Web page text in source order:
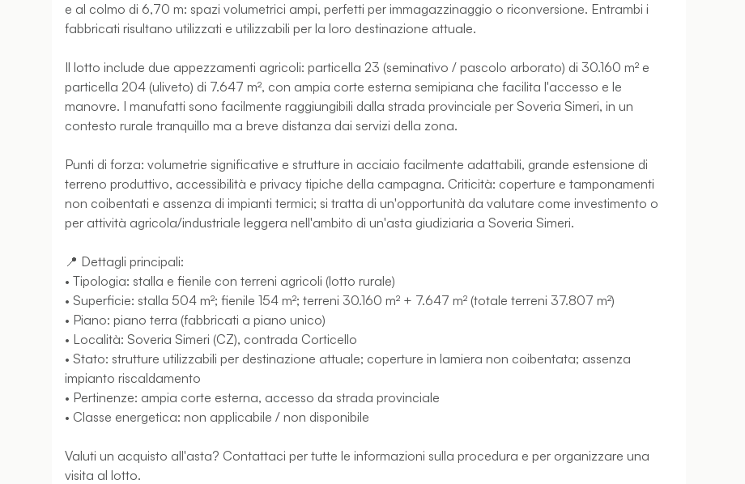
e al colmo di 6,70 m: spazi volumetrici ampi, perfetti per immagazzinaggio o riconversione. Entrambi i
fabbricati risultano utilizzati e utilizzabili per la loro destinazione attuale.
Il lotto include due appezzamenti agricoli: particella 23 (seminativo / pascolo arborato) di 30.160 m² e
particella 204 (uliveto) di 7.647 m², con ampia corte esterna semipiana che facilita l'accesso e le
manovre. I manufatti sono facilmente raggiungibili dalla strada provinciale per Soveria Simeri, in un
contesto rurale tranquillo ma a breve distanza dai servizi della zona.
Punti di forza: volumetrie significative e strutture in acciaio facilmente adattabili, grande estensione di
terreno produttivo, accessibilità e privacy tipiche della campagna. Criticità: coperture e tamponamenti
non coibentati e assenza di impianti termici; si tratta di un'opportunità da valutare come investimento o
per attività agricola/industriale leggera nell'ambito di un'asta giudiziaria a Soveria Simeri.
📍 Dettagli principali:
• Tipologia: stalla e fienile con terreni agricoli (lotto rurale)
• Superficie: stalla 504 m²; fienile 154 m²; terreni 30.160 m² + 7.647 m² (totale terreni 37.807 m²)
• Piano: piano terra (fabbricati a piano unico)
• Località: Soveria Simeri (CZ), contrada Corticello
• Stato: strutture utilizzabili per destinazione attuale; coperture in lamiera non coibentata; assenza
impianto riscaldamento
• Pertinenze: ampia corte esterna, accesso da strada provinciale
• Classe energetica: non applicabile / non disponibile
Valuti un acquisto all'asta? Contattaci per tutte le informazioni sulla procedura e per organizzare una
visita al lotto.